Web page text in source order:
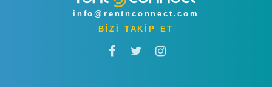
info@rentnconnect.com
BİZİ TAKİP ET